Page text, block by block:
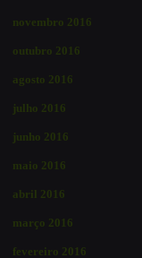
novembro 2016
outubro 2016
agosto 2016
julho 2016
junho 2016
maio 2016
abril 2016
março 2016
fevereiro 2016